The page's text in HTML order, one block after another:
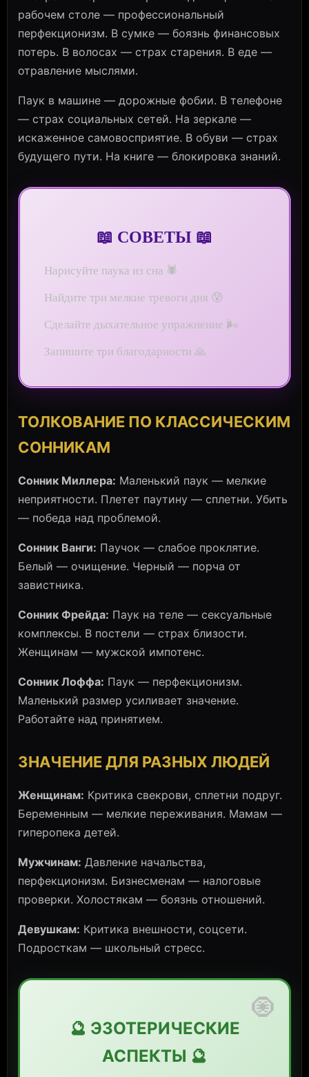
рабочем столе — профессиональный
перфекционизм. В сумке — боязнь финансовых
потерь. В волосах — страх старения. В еде —
отравление мыслями.
Паук в машине — дорожные фобии. В телефоне
— страх социальных сетей. На зеркале —
искаженное самовосприятие. В обуви — страх
будущего пути. На книге — блокировка знаний.
📖 СОВЕТЫ 📖
Нарисуйте паука из сна 🕷️
Найдите три мелкие тревоги дня 😰
Сделайте дыхательное упражнение 🌬️
Запишите три благодарности 🙏
ТОЛКОВАНИЕ ПО КЛАССИЧЕСКИМ
СОННИКАМ
Сонник Миллера: Маленький паук — мелкие
неприятности. Плетет паутину — сплетни. Убить
— победа над проблемой.
Сонник Ванги: Паучок — слабое проклятие.
Белый — очищение. Черный — порча от
завистника.
Сонник Фрейда: Паук на теле — сексуальные
комплексы. В постели — страх близости.
Женщинам — мужской импотенс.
Сонник Лоффа: Паук — перфекционизм.
Маленький размер усиливает значение.
Работайте над принятием.
ЗНАЧЕНИЕ ДЛЯ РАЗНЫХ ЛЮДЕЙ
Женщинам: Критика свекрови, сплетни подруг.
Беременным — мелкие переживания. Мамам —
гиперопека детей.
Мужчинам: Давление начальства,
перфекционизм. Бизнесменам — налоговые
проверки. Холостякам — боязнь отношений.
Девушкам: Критика внешности, соцсети.
Подросткам — школьный стресс.
🧿
🔮 ЭЗОТЕРИЧЕСКИЕ
АСПЕКТЫ 🔮